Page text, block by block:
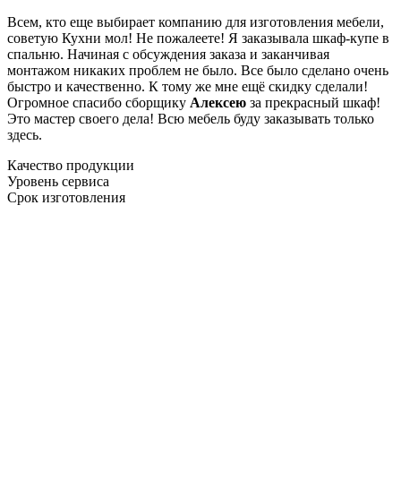
Всем, кто еще выбирает компанию для изготовления мебели,
советую Кухни мол! Не пожалеете! Я заказывала шкаф-купе в
спальню. Начиная с обсуждения заказа и заканчивая
монтажом никаких проблем не было. Все было сделано очень
быстро и качественно. К тому же мне ещё скидку сделали!
Огромное спасибо сборщику Алексею за прекрасный шкаф!
Это мастер своего дела! Всю мебель буду заказывать только
здесь.
Качество продукции
Уровень сервиса
Срок изготовления